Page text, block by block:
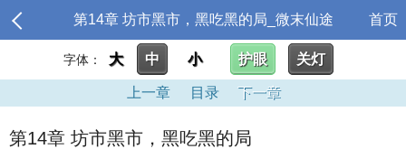
第14章 坊市黑市，黑吃黑的局_微末仙途 首页
字体： 大 中 小 护眼 关灯
上一章 目录 下一章
第14章 坊市黑市，黑吃黑的局